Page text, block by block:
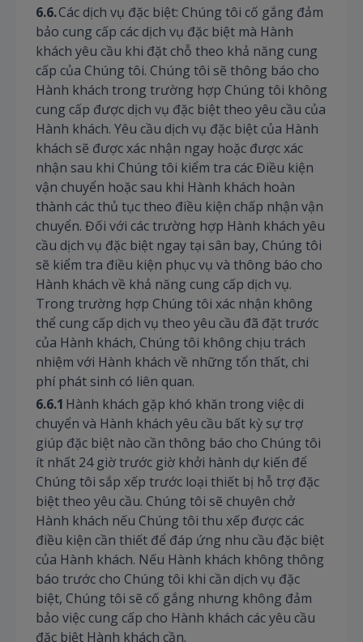
6.6.Các dịch vụ đặc biệt: Chúng tôi cố gắng đảm
bảo cung cấp các dịch vụ đặc biệt mà Hành
khách yêu cầu khi đặt chỗ theo khả năng cung
cấp của Chúng tôi. Chúng tôi sẽ thông báo cho
Hành khách trong trường hợp Chúng tôi không
cung cấp được dịch vụ đặc biệt theo yêu cầu của
Hành khách. Yêu cầu dịch vụ đặc biệt của Hành
khách sẽ được xác nhận ngay hoặc được xác
nhận sau khi Chúng tôi kiểm tra các Điều kiện
vận chuyển hoặc sau khi Hành khách hoàn
thành các thủ tục theo điều kiện chấp nhận vận
chuyển. Đối với các trường hợp Hành khách yêu
cầu dịch vụ đặc biệt ngay tại sân bay, Chúng tôi
sẽ kiểm tra điều kiện phục vụ và thông báo cho
Hành khách về khả năng cung cấp dịch vụ.
Trong trường hợp Chúng tôi xác nhận không
thể cung cấp dịch vụ theo yêu cầu đã đặt trước
của Hành khách, Chúng tôi không chịu trách
nhiệm với Hành khách về những tổn thất, chi
phí phát sinh có liên quan.
6.6.1 Hành khách gặp khó khăn trong việc di
chuyển và Hành khách yêu cầu bất kỳ sự trợ
giúp đặc biệt nào cần thông báo cho Chúng tôi
ít nhất 24 giờ trước giờ khởi hành dự kiến để
Chúng tôi sắp xếp trước loại thiết bị hỗ trợ đặc
biệt theo yêu cầu. Chúng tôi sẽ chuyên chở
Hành khách nếu Chúng tôi thu xếp được các
điều kiện cần thiết để đáp ứng nhu cầu đặc biệt
của Hành khách. Nếu Hành khách không thông
báo trước cho Chúng tôi khi cần dịch vụ đặc
biệt, Chúng tôi sẽ cố gắng nhưng không đảm
bảo việc cung cấp cho Hành khách các yêu cầu
đặc biệt Hành khách cần.